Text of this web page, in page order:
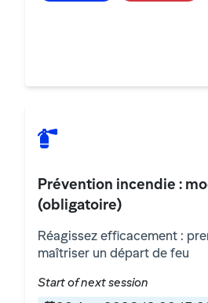
Prévention incendie :
(obligatoire)
Réagissez efficacement :
maîtriser un départ de feu
Start of next session